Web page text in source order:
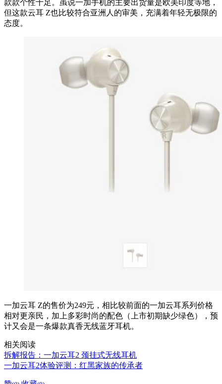
款款个性十足。虽说一加手机的主要出货量是欧美印度等地，
但这款云耳 Z也比较符合亚洲人的审美，充满着年轻无极限的
态度。
一加云耳 Z的售价为249元，相比较前面的一加云耳系列价格
相对更亲民，加上多彩时尚的配色（上市初期缺少绿色），预
计又会是一条爆款真香无线蓝牙耳机。
相关阅读
拆解报告：一加云耳2 颈挂式无线耳机
一加云耳2体验评测：红黑家族的传承者